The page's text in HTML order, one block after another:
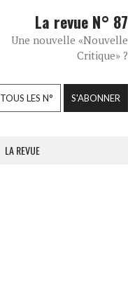
La revue N° 87
Une nouvelle «Nouvelle
Critique» ?
TOUS LES N° S'ABONNER
LA REVUE